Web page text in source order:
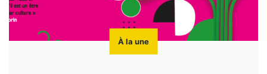
À la une